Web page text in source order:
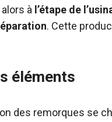
à l’étape de
. Cette
éléments
des remorques se